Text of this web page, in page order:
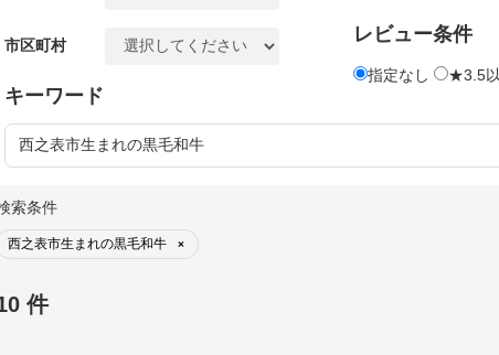
市区町村 レビュー条件
指定なし ★3.5
キーワード
索条件
西之表市生まれの黒毛和牛 ×
件